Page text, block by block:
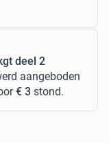
deel 2
aangeboden
€ 3 stond.